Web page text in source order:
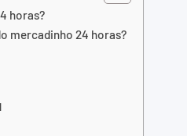
horas?
mercadinho 24 horas?